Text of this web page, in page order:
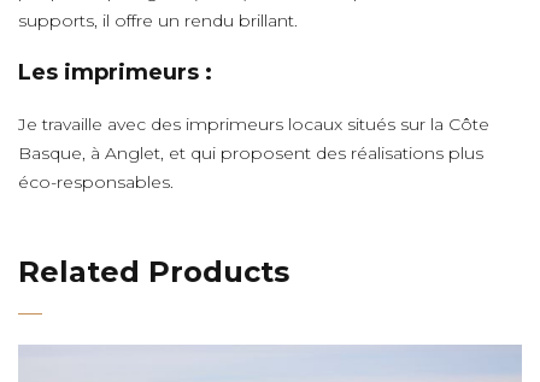
supports, il offre un rendu brillant.
Les imprimeurs :
Je travaille avec des imprimeurs locaux situés sur la Côte
Basque, à Anglet, et qui proposent des réalisations plus
éco-responsables.
Related Products